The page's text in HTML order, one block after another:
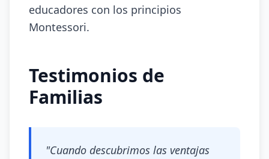
educadores con los principios
Montessori.
Testimonios de
Familias
"Cuando descubrimos las ventajas